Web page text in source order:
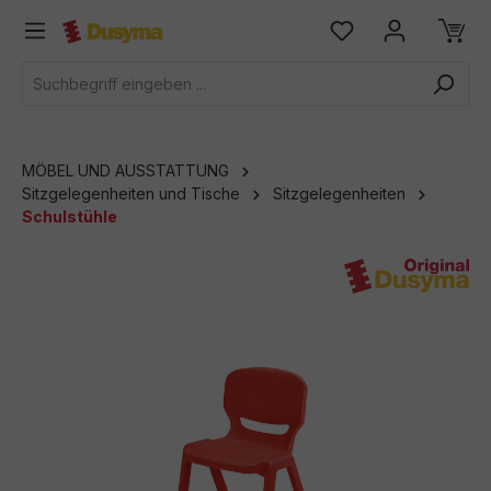
springen
MÖBEL UND AUSSTATTUNG
Sitzgelegenheiten und Tische
Sitzgelegenheiten
Schulstühle